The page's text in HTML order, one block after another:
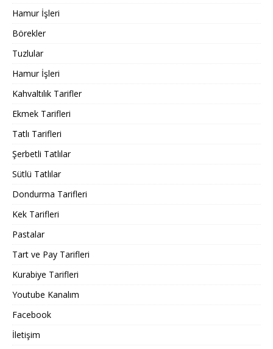
Hamur İşleri
Börekler
Tuzlular
Hamur İşleri
Kahvaltılık Tarifler
Ekmek Tarifleri
Tatlı Tarifleri
Şerbetli Tatlılar
Sütlü Tatlılar
Dondurma Tarifleri
Kek Tarifleri
Pastalar
Tart ve Pay Tarifleri
Kurabiye Tarifleri
Youtube Kanalım
Facebook
İletişim